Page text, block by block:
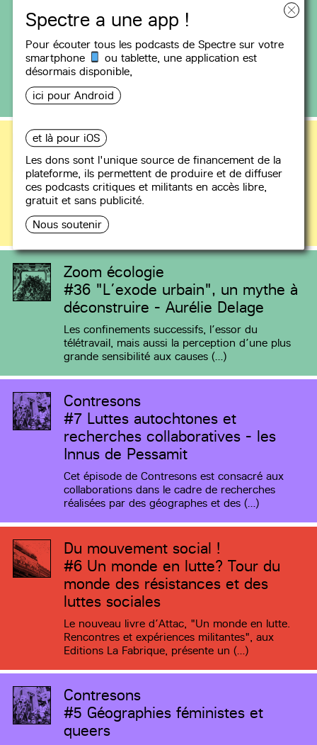
Spectre a une app !
Pour écouter tous les podcasts de Spectre sur votre
smartphone
ou tablette, uneapplication est
désormais disponible,
ici pour Android
et là pour iOS
Les dons sont l'unique source de financement de la
plateforme, ils permettent de produire et de diffuser
ces podcasts critiques et militants en accès libre,
gratuit et sans publicité.
Nous soutenir
#53 Contre la ville durable avec
Matthieu Adam - en public à la
librairie Michèle Firk
Émission enregistrée en public au café-librairie
Michèle Firk à Montreuil le 24 janvier 2025. On
reçoit Matthieu Adam, (…)
Les Oreilles Loin du Front
#58Les naufragés du Grand Paris
Express - avec Anne Clerval
Ce soir, on a parlé avec la géographe Anne
Clerval de l’immense projet de renouvellement
urbain qui se proﬁle avec le (…)
Zoom écologie
#36 "L’exode urbain", un mythe à
déconstruire - Aurélie Delage
Les confinements successifs, l’essor du
télétravail, mais aussi la perception d’une plus
grande sensibilité aux causes (…)
Contresons
#7 Luttes autochtones et
recherches collaboratives - les
Innus de Pessamit
Cet épisode de Contresons est consacré aux
collaborations dans le cadre de recherches
réalisées par des géographes et des (…)
Du mouvement social !
#6 Un monde en lutte? Tour du
monde des résistances et des
luttes sociales
Le nouveau livre d’Attac, "Un monde en lutte.
Rencontres et expériences militantes", aux
Editions La Fabrique, présente un (…)
Contresons
#5 Géographies féministes et
queers